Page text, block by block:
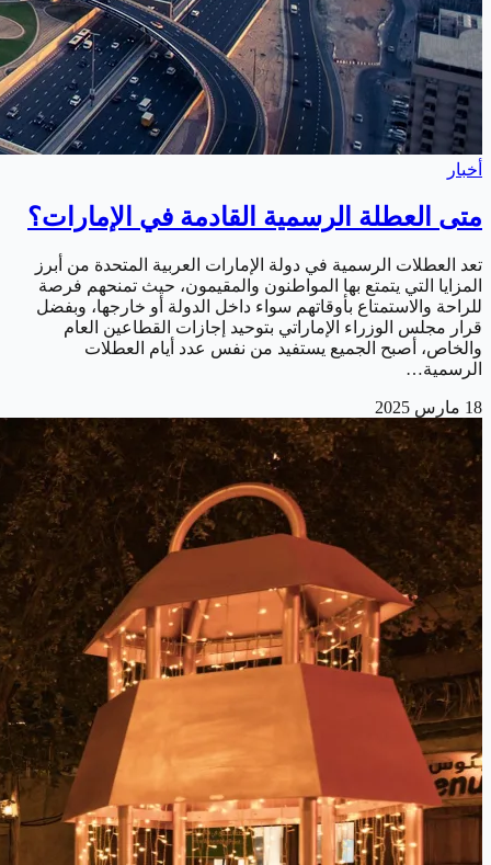
أخبار
متى العطلة الرسمية القادمة في الإمارات؟
تعد العطلات الرسمية في دولة الإمارات العربية المتحدة من أبرز
المزايا التي يتمتع بها المواطنون والمقيمون، حيث تمنحهم فرصة
للراحة والاستمتاع بأوقاتهم سواء داخل الدولة أو خارجها، وبفضل
قرار مجلس الوزراء الإماراتي بتوحيد إجازات القطاعين العام
والخاص، أصبح الجميع يستفيد من نفس عدد أيام العطلات
الرسمية…
18 مارس 2025